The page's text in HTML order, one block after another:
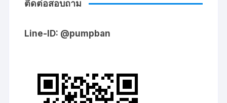
ติดต่อสอบถาม
Line-ID: @pumpban